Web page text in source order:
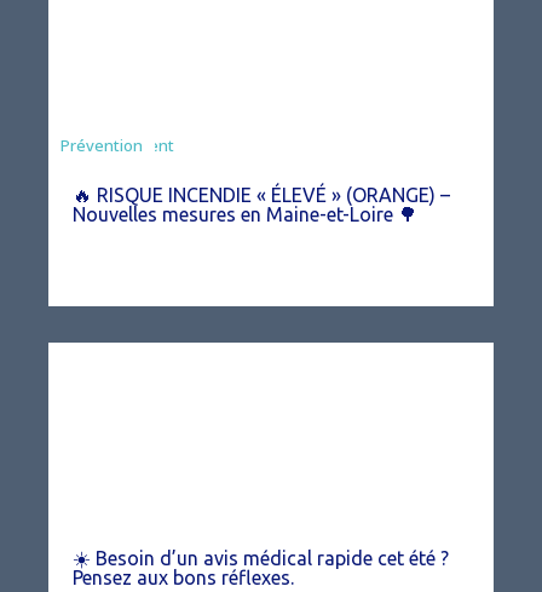
Agriculture
Arrêté
Environnement
Prévention
🔥 RISQUE INCENDIE « ÉLEVÉ » (ORANGE) –
Nouvelles mesures en Maine-et-Loire 🌳
☀️ Besoin d’un avis médical rapide cet été ?
Pensez aux bons réflexes.